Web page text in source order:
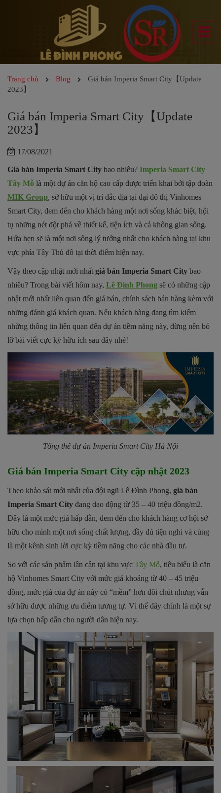
Trang chủ Blog
Giá bán Imperia Smart City【Update
2023】
Giá bán Imperia Smart City【Update
2023】
17/08/2021
Giá bán Imperia Smart City bao nhiêu? Imperia Smart City
Tây Mỗ là một dự án căn hộ cao cấp được triển khai bởi tập đoàn
MIK Group, sở hữu một vị trí đắc địa tại đại đô thị Vinhomes
Smart City, đem đến cho khách hàng một nơi sống khác biệt, hội
tụ những nét đột phá về thiết kế, tiện ích và cả không gian sống.
Hứa hẹn sẽ là một nơi sống lý tưởng nhất cho khách hàng tại khu
vực phía Tây Thủ đô tại thời điểm hiện nay.
Vậy theo cập nhật mới nhất giá bán Imperia Smart City bao
nhiêu? Trong bài viết hôm nay, Lê Đình Phong sẽ có những cập
nhật mới nhất liên quan đến giá bán, chính sách bán hàng kèm với
những đánh giá khách quan. Nếu khách hàng đang tìm kiếm
những thông tin liên quan đến dự án tiềm năng này, đừng nên bỏ
lỡ bài viết cực kỳ hữu ích sau đây nhé!
Tổng thể dự án Imperia Smart City Hà Nội
Giá bán Imperia Smart City cập nhật 2023
Theo khảo sát mới nhất của đội ngũ Lê Đình Phong, giá bán
Imperia Smart City đang dao động từ 35 – 40 triệu đồng/m2.
Đây là một mức giá hấp dẫn, đem đến cho khách hàng cơ hội sở
hữu cho mình một nơi sống chất lượng, đầy đủ tiện nghi và cùng
là một kênh sinh lời cực kỳ tiềm năng cho các nhà đầu tư.
So với các sản phẩm lân cận tại khu vực Tây Mỗ, tiêu biểu là căn
hộ Vinhomes Smart City với mức giá khoảng từ 40 – 45 triệu
đồng, mức giá của dự án này có “mềm” hơn đôi chút nhưng vẫn
sở hữu được những ưu điểm tương tự. Vì thế đây chính là một sự
lựa chọn hấp dẫn cho người dân hiện nay.